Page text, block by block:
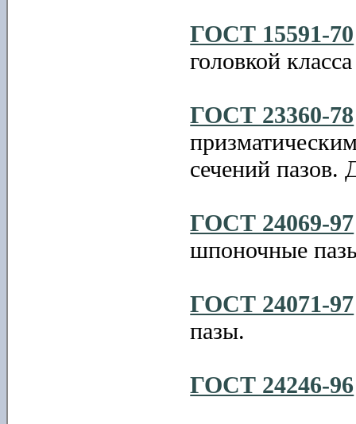
ГОСТ 15591-70
головкой
ГОСТ 23360-78
сечений пазов.
ГОСТ 24069-97
шпоночные
ГОСТ 24071-97
пазы.
ГОСТ 24246-96